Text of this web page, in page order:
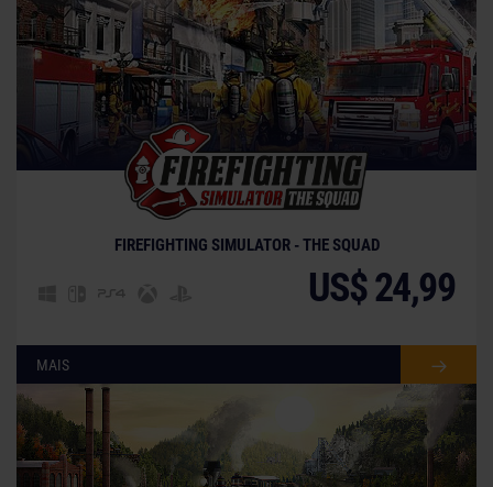
FIREFIGHTING SIMULATOR - THE SQUAD
US$ 24,99
MAIS